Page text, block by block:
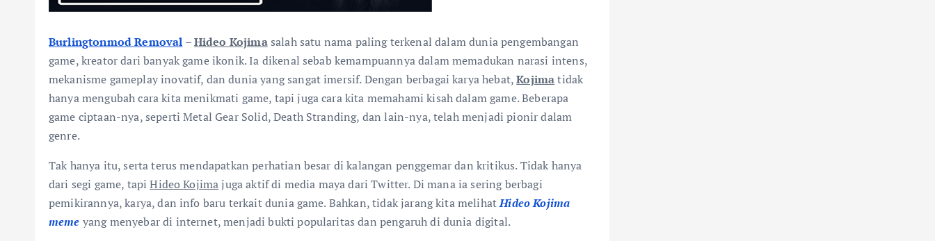
Burlingtonmod Removal –Hideo Kojimasalah satu nama paling terkenal dalam dunia pengembangan
game, kreator dari banyak game ikonik. Ia dikenal sebab kemampuannya dalam memadukan narasi intens,
mekanisme gameplay inovatif, dan dunia yang sangat imersif. Dengan berbagai karya hebat,Kojimatidak
hanya mengubah cara kita menikmati game, tapi juga cara kita memahami kisah dalam game. Beberapa
game ciptaan-nya, seperti Metal Gear Solid, Death Stranding, dan lain-nya, telah menjadi pionir dalam
genre.
Tak hanya itu, serta terus mendapatkan perhatian besar di kalangan penggemar dan kritikus. Tidak hanya
dari segi game, tapiHideo Kojimajuga aktif di media maya dari Twitter. Di mana ia sering berbagi
pemikirannya, karya, dan info baru terkait dunia game. Bahkan, tidak jarang kita melihatHideo Kojima
meme yang menyebar di internet, menjadi bukti popularitas dan pengaruh di dunia digital.